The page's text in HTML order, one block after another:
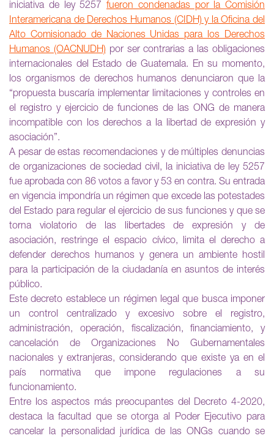
iniciativa de ley 5257 fueron condenadas por la Comisión
Interamericana de Derechos Humanos (CIDH) y la Oficina del
Alto Comisionado de Naciones Unidas para los Derechos
Humanos (OACNUDH) por ser contrarias a las obligaciones
internacionales del Estado de Guatemala. En su momento,
los organismos de derechos humanos denunciaron que la
“propuesta buscaría implementar limitaciones y controles en
el registro y ejercicio de funciones de las ONG de manera
incompatible con los derechos a la libertad de expresión y
asociación”.
A pesar de estas recomendaciones y de múltiples denuncias
de organizaciones de sociedad civil, la iniciativa de ley 5257
fue aprobada con 86 votos a favor y 53 en contra. Su entrada
en vigencia impondría un régimen que excede las potestades
del Estado para regular el ejercicio de sus funciones y que se
torna violatorio de las libertades de expresión y de
asociación, restringe el espacio cívico, limita el derecho a
defender derechos humanos y genera un ambiente hostil
para la participación de la ciudadanía en asuntos de interés
público.
Este decreto establece un régimen legal que busca imponer
un control centralizado y excesivo sobre el registro,
administración, operación, fiscalización, financiamiento, y
cancelación de Organizaciones No Gubernamentales
nacionales y extranjeras, considerando que existe ya en el
país normativa que impone regulaciones a su
funcionamiento.
Entre los aspectos más preocupantes del Decreto 4-2020,
destaca la facultad que se otorga al Poder Ejecutivo para
cancelar la personalidad jurídica de las ONGs cuando se